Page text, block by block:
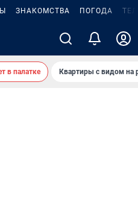
ЗНАКОМСТВА ПОГОДА
в палатке Квартиры с видом на